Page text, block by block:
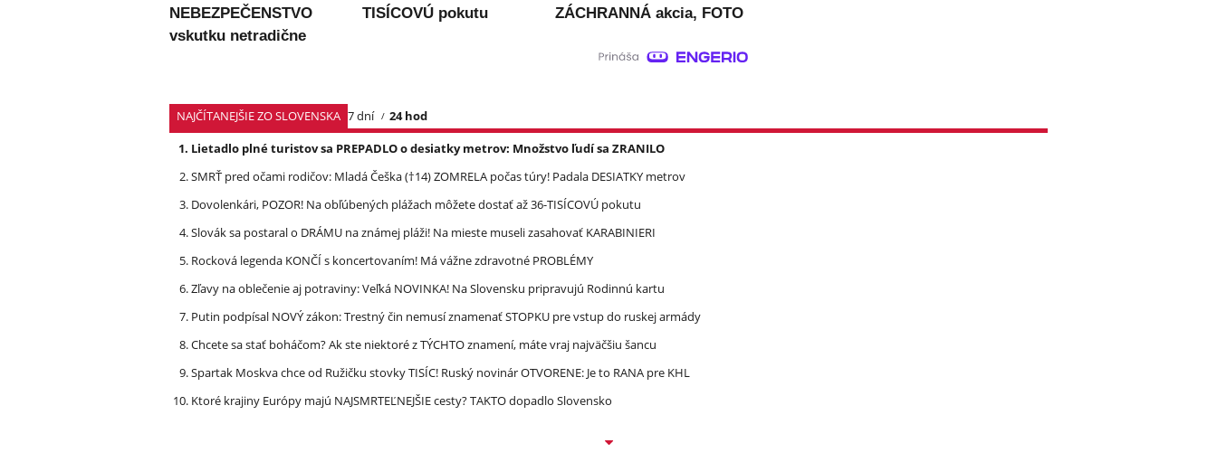
NEBEZPEČENSTVO
vskutku netradične
TISÍCOVÚ pokutu
ZÁCHRANNÁ akcia, FOTO
NAJČÍTANEJŠIE ZO SLOVENSKA 7 dní
24 hod
Lietadlo plné turistov sa PREPADLO o desiatky metrov: Množstvo ľudí sa ZRANILO
SMRŤ pred očami rodičov: Mladá Češka (†14) ZOMRELA počas túry! Padala DESIATKY metrov
Dovolenkári, POZOR! Na obľúbených plážach môžete dostať až 36-TISÍCOVÚ pokutu
Slovák sa postaral o DRÁMU na známej pláži! Na mieste museli zasahovať KARABINIERI
Rocková legenda KONČÍ s koncertovaním! Má vážne zdravotné PROBLÉMY
Zľavy na oblečenie aj potraviny: Veľká NOVINKA! Na Slovensku pripravujú Rodinnú kartu
Putin podpísal NOVÝ zákon: Trestný čin nemusí znamenať STOPKU pre vstup do ruskej armády
Chcete sa stať boháčom? Ak ste niektoré z TÝCHTO znamení, máte vraj najväčšiu šancu
Spartak Moskva chce od Ružičku stovky TISÍC! Ruský novinár OTVORENE: Je to RANA pre KHL
Ktoré krajiny Európy majú NAJSMRTEĽNEJŠIE cesty? TAKTO dopadlo Slovensko